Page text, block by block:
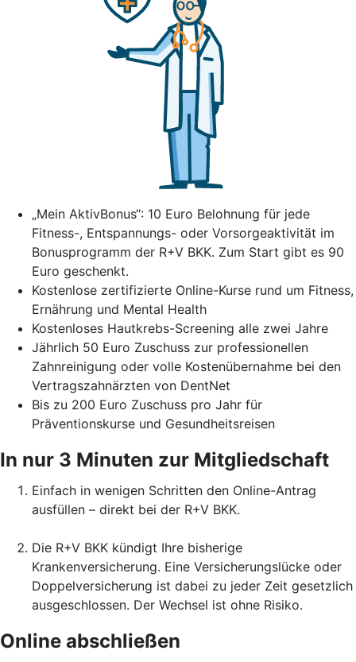
„Mein AktivBonus“: 10 Euro Belohnung für jede
Fitness-, Entspannungs- oder Vorsorgeaktivität im
Bonusprogramm der R+V BKK. Zum Start gibt es 90
Euro geschenkt.
Kostenlose zertifizierte Online-Kurse rund um Fitness,
Ernährung und Mental Health
Kostenloses Hautkrebs-Screening alle zwei Jahre
Jährlich 50 Euro Zuschuss zur professionellen
Zahnreinigung oder volle Kostenübernahme bei den
Vertragszahnärzten von DentNet
Bis zu 200 Euro Zuschuss pro Jahr für
Präventionskurse und Gesundheitsreisen
In nur 3 Minuten zur Mitgliedschaft
Einfach in wenigen Schritten den Online-Antrag
ausfüllen – direkt bei der R+V BKK.
Die R+V BKK kündigt Ihre bisherige
Krankenversicherung. Eine Versicherungslücke oder
Doppelversicherung ist dabei zu jeder Zeit gesetzlich
ausgeschlossen. Der Wechsel ist ohne Risiko.
Online abschließen